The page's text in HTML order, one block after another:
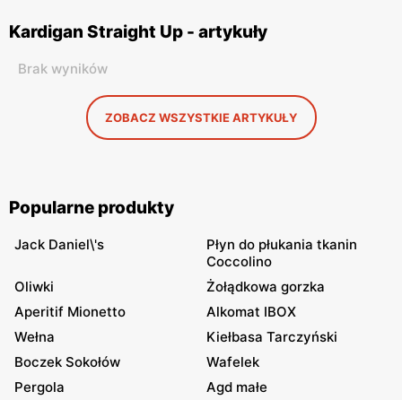
Kardigan Straight Up - artykuły
Brak wyników
ZOBACZ WSZYSTKIE ARTYKUŁY
Popularne produkty
Jack Daniel\'s
Płyn do płukania tkanin
Coccolino
Oliwki
Żołądkowa gorzka
Aperitif Mionetto
Alkomat IBOX
Wełna
Kiełbasa Tarczyński
Boczek Sokołów
Wafelek
Pergola
Agd małe